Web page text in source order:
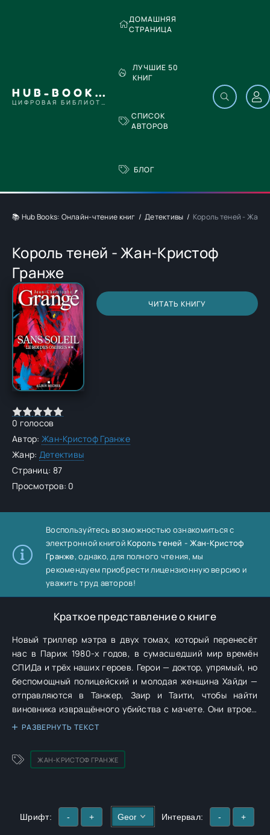
HUB-BOOKS.COM
ЦИФРОВАЯ БИБЛИОТЕКА
ДОМАШНЯЯ
СТРАНИЦА
ЛУЧШИЕ 50
КНИГ
СПИСОК
АВТОРОВ
БЛОГ
📚 Hub Books: Онлайн-чтение книг Детективы Король теней - Жан-
Король теней - Жан-Кристоф
Гранже
ЧИТАТЬ КНИГУ
0 голосов
Автор: Жан-Кристоф Гранже
Жанр: Детективы
Страниц: 87
Просмотров: 0
Воспользуйтесь возможностью ознакомиться с
электронной книгой Король теней - Жан-Кристоф
Гранже, однако, для полного чтения, мы
рекомендуем приобрести лицензионную версию и
уважить труд авторов!
Краткое представление о книге
Новый триллер мэтра в двух томах, который перенесёт
нас в Париж 1980-х годов, в сумасшедший мир времён
СПИДа и трёх наших героев. Герои — доктор, упрямый, но
беспомощный полицейский и молодая женщина Хайди —
отправляются в Танжер, Заир и Таити, чтобы найти
виновника извращённого убийства с мачете. Они втроем
отправятся в Танжер, Заир и Таити, чтобы найти
романе затрагиваются темы, связанные с развитием
СПИДа и нетрадиционными отношениями.
РАЗВЕРНУТЬ ТЕКСТ
ЖАН-КРИСТОФ ГРАНЖЕ
Шрифт: - + Интервал: - +